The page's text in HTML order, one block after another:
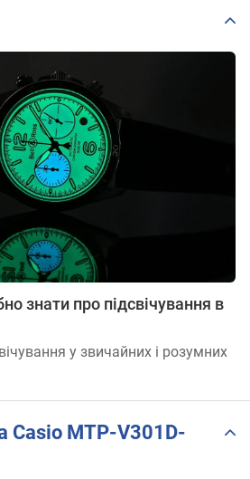
знати про підсвічування в
у звичайних і розумних
Casio MTP-V301D-